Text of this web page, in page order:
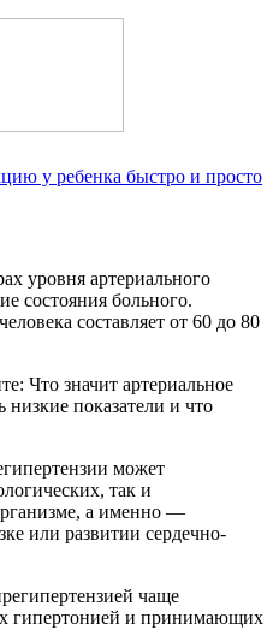
у ребенка быстро и просто
уровня артериального
состояния больного.
составляет от 60 до 80
Что значит артериальное
низкие показатели и что
может
так и
а именно —
или развитии сердечно-
чаще
гипертонией и принимающих